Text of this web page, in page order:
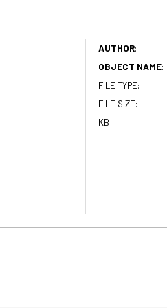
AUTHOR:
OBJECT NAME:
FILE TYPE:
FILE SIZE:
KB